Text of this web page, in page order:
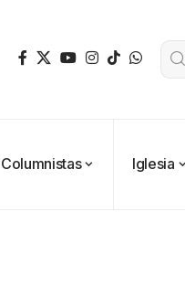
Columnistas Iglesia